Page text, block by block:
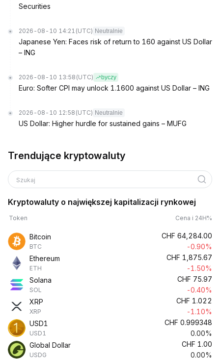
Securities
2026-08-10 14:21 (UTC) Neutralnie
Japanese Yen: Faces risk of return to 160 against US Dollar
– ING
2026-08-10 13:58 (UTC) byczy
Euro: Softer CPI may unlock 1.1600 against US Dollar – ING
2026-08-10 12:58 (UTC) Neutralnie
US Dollar: Higher hurdle for sustained gains – MUFG
Trendujące kryptowaluty
Szukaj
Kryptowaluty o największej kapitalizacji rynkowej
Token Cena i 24H%
Bitcoin
BTC
CHF 64,284.00
-0.90%
Ethereum
ETH
CHF 1,875.67
-1.50%
Solana
SOL
CHF 75.97
-0.40%
XRP
XRP
CHF 1.022
-1.10%
USD1
USD1
CHF 0.999348
0.00%
Global Dollar
USDG
CHF 1.00
0.00%